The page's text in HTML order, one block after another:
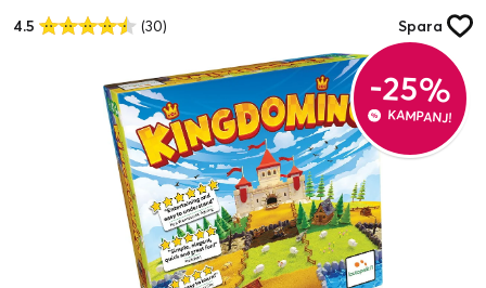
4.5
(30) Spara
-25%
KAMPANJ!